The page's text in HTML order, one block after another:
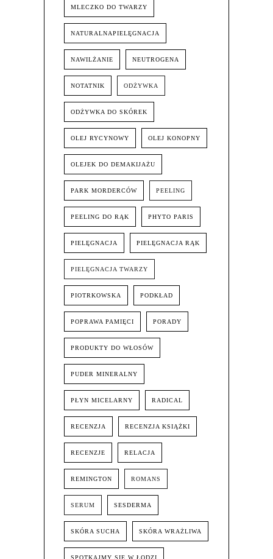
MLECZKO DO TWARZY
NATURALNAPIELĘGNACJA
NAWILŻANIE NEUTROGENA
NOTATNIK ODŻYWKA
ODŻYWKA DO SKÓREK
OLEJ RYCYNOWY OLEJ KONOPNY
OLEJEK DO DEMAKIJAŻU
PARK MORDERCÓW PEELING
PEELING DO RĄK PHYTO PARIS
PIELĘGNACJA PIELĘGNACJA RĄK
PIELĘGNACJA TWARZY
PIOTRKOWSKA PODKŁAD
POPRAWA PAMIĘCI PORADY
PRODUKTY DO WŁOSÓW
PUDER MINERALNY
PŁYN MICELARNY RADICAL
RECENZJA RECENZJA KSIĄŻKI
RECENZJE RELACJA
REMINGTON ROMANS
SERUM SESDERMA
SKÓRA SUCHA SKÓRA WRAŻLIWA
SPOTKAJMY SIĘ W ŁODZI